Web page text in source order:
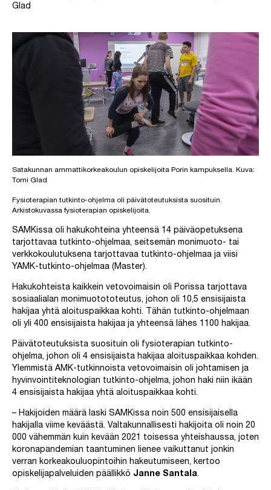
Glad
Satakunnan ammattikorkeakoulun opiskelijoita Porin kampuksella. Kuva:
Tomi Glad
Fysioterapian tutkinto-ohjelma oli päivätoteutuksista suosituin.
Arkistokuvassa fysioterapian opiskelijoita.
SAMKissa oli hakukohteina yhteensä 14 päiväopetuksena
tarjottavaa tutkinto-ohjelmaa, seitsemän monimuoto- tai
verkkokoulutuksena tarjottavaa tutkinto-ohjelmaa ja viisi
YAMK-tutkinto-ohjelmaa (Master).
Hakukohteista kaikkein vetovoimaisin oli Porissa tarjottava
sosiaalialan monimuotototeutus, johon oli 10,5 ensisijaista
hakijaa yhtä aloituspaikkaa kohti. Tähän tutkinto-ohjelmaan
oli yli 400 ensisijaista hakijaa ja yhteensä lähes 1100 hakijaa.
Päivätoteutuksista suosituin oli fysioterapian tutkinto-
ohjelma, johon oli 4 ensisijaista hakijaa aloituspaikkaa kohden.
Ylemmistä AMK-tutkinnoista vetovoimaisin oli johtamisen ja
hyvinvointiteknologian tutkinto-ohjelma, johon haki niin ikään
4 ensisijaista hakijaa yhtä aloituspaikkaa kohti.
– Hakijoiden määrä laski SAMKissa noin 500 ensisijaisella
hakijalla viime keväästä. Valtakunnallisesti hakijoita oli noin 20
000 vähemmän kuin kevään 2021 toisessa yhteishaussa, joten
koronapandemian taantuminen lienee vaikuttanut jonkin
verran korkeakouluopintoihin hakeutumiseen, kertoo
opiskelijapalveluiden päällikkö Janne Santala.